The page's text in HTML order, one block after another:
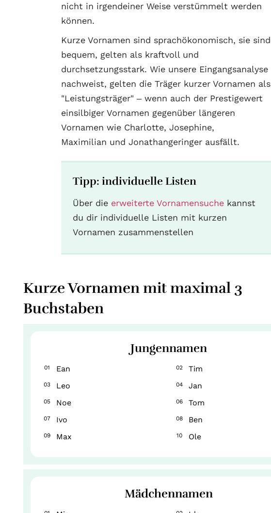
nicht in irgendeiner Weise verstümmelt werden
können.
Kurze Vornamen sind sprachökonomisch, sie sind
bequem, gelten als kraftvoll und
durchsetzungsstark. Wie unsere Eingangsanalyse
nachweist, gelten die Träger kurzer Vornamen als
"Leistungsträger" – wenn auch der Prestigewert
einsilbiger Vornamen gegenüber längeren
Vornamen wie Charlotte, Josephine,
Maximilian und Jonathangeringer ausfällt.
Tipp: individuelle Listen
Über die erweiterte Vornamensuche kannst
du dir individuelle Listen mit kurzen
Vornamen zusammenstellen
Kurze Vornamen mit maximal 3
Buchstaben
Jungennamen
01 Ean 02 Tim
03 Leo 04 Jan
05 Noe 06 Tom
07 Ivo 08 Ben
09 Max 10 Ole
Mädchennamen